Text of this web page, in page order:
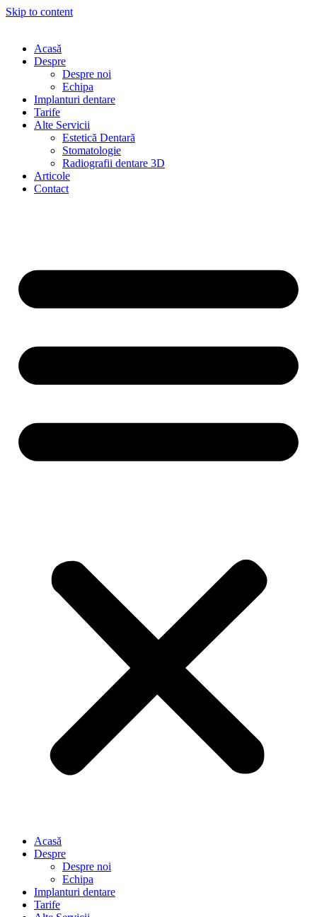
Skip to content
Acasă
Despre
Despre noi
Echipa
Implanturi dentare
Tarife
Alte Servicii
Estetică Dentară
Stomatologie
Radiografii dentare 3D
Articole
Contact
Acasă
Despre
Despre noi
Echipa
Implanturi dentare
Tarife